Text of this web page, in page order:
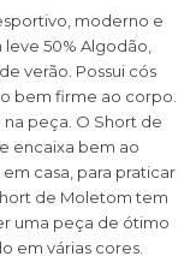
moderno e
50% Algodão,
verão. Possui cós
bem firme ao corpo.
peça. O Short de
encaixa bem ao
casa, para praticar
de Moletom tem
uma peça de ótimo
em várias cores.